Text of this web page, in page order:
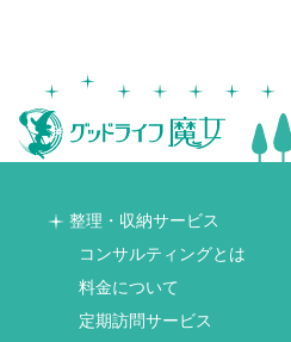
整理・収納サービス
コンサルティングとは
料金について
定期訪問サービス